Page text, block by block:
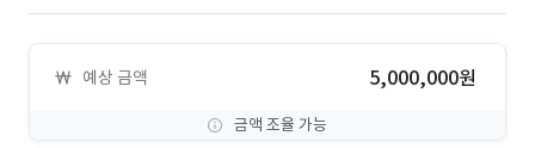
예상 금액 5,000,000원
금액 조율 가능